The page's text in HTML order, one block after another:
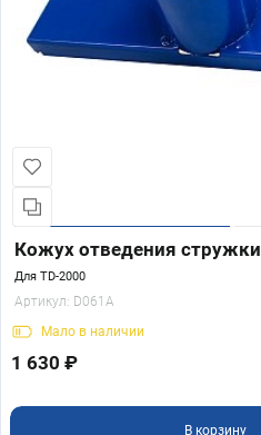
Кожух отведения стружки
Для TD-2000
Артикул: D061A
Мало в наличии
1 630 ₽
В корзину